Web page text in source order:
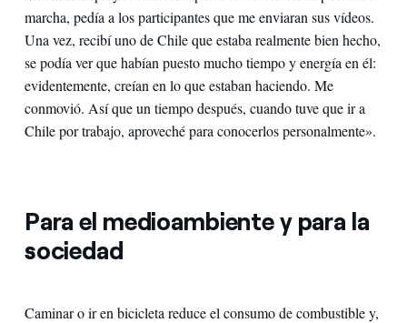
marcha, pedía a los participantes que me enviaran sus vídeos.
Una vez, recibí uno de Chile que estaba realmente bien hecho,
se podía ver que habían puesto mucho tiempo y energía en él:
evidentemente, creían en lo que estaban haciendo. Me
conmovió. Así que un tiempo después, cuando tuve que ir a
Chile por trabajo, aproveché para conocerlos personalmente».
Para el medioambiente y para la
sociedad
Caminar o ir en bicicleta reduce el consumo de combustible y,